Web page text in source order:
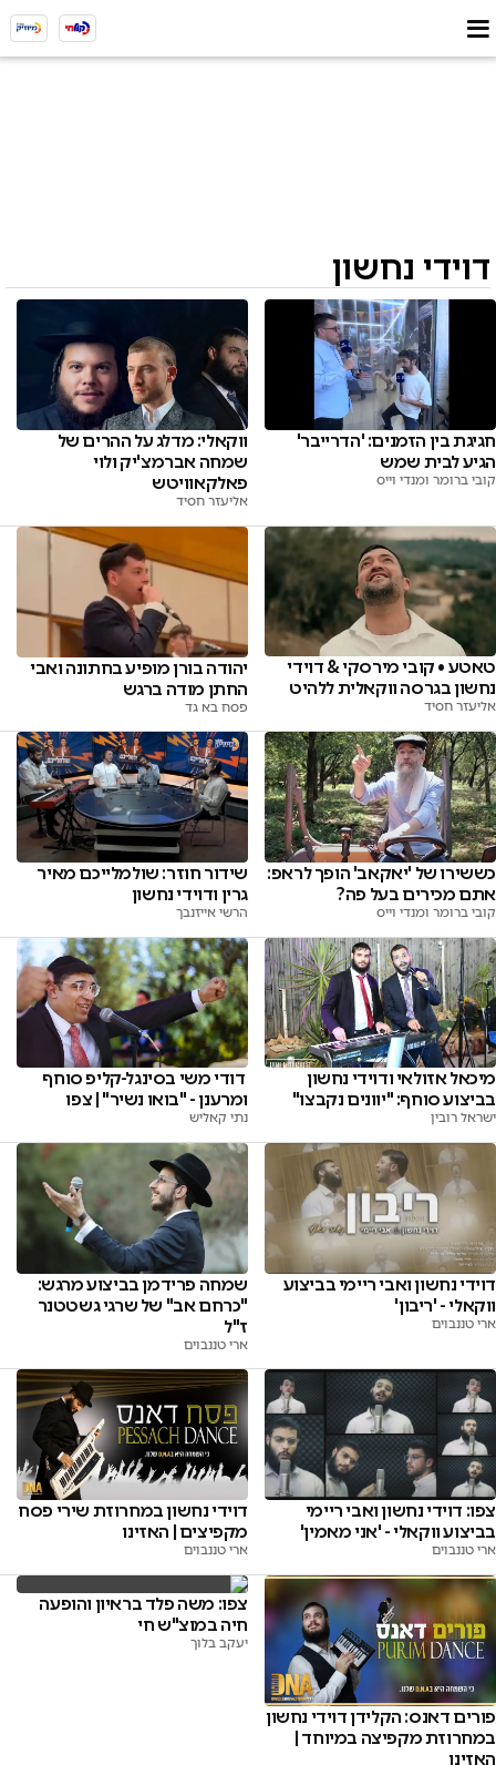
דוידי נחשון
חגיגת בין הזמנים: 'הדרייבר'
הגיע לבית שמש
קובי ברומר ומנדי וייס
ווקאלי: מדלג על ההרים של
שמחה אברמצ'יק ולוי
פאלקאוויטש
אליעזר חסיד
טאטע • קובי מירסקי & דוידי
נחשון בגרסה ווקאלית ללהיט
אליעזר חסיד
יהודה בורן מופיע בחתונה ואבי
החתן מודה ברגש
פסח בא גד
כששירו של 'יאקאב' הופך לראפ:
אתם מכירים בעל פה?
קובי ברומר ומנדי וייס
שידור חוזר: שולמלייכם מאיר
גרין ודוידי נחשון
הרשי אייזנבך
מיכאל אזולאי ודוידי נחשון
בביצוע סוחף: "יוונים נקבצו"
ישראל רובין
דודי משי בסינגל-קליפ סוחף
ומרענן - "בואו נשיר" | צפו
נתי קאליש
דוידי נחשון ואבי ריימי בביצוע
ווקאלי - 'ריבון'
ארי טננבוים
שמחה פרידמן בביצוע מרגש:
"כרחם אב" של שרגי גשטטנר
ז"ל
ארי טננבוים
צפו: דוידי נחשון ואבי ריימי
בביצוע ווקאלי - 'אני מאמין'
ארי טננבוים
דוידי נחשון במחרוזת שירי פסח
מקפיצים | האזינו
ארי טננבוים
פורים דאנס: הקלידן דוידי נחשון
במחרוזת מקפיצה במיוחד |
האזינו
צפו: משה פלד בראיון והופעה
חיה במוצ"ש חי
יעקב בלוך